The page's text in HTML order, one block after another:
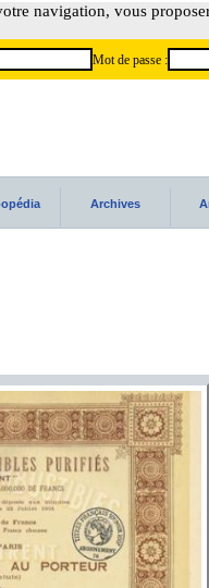
navigation, vous
Mot de passe :
Archives